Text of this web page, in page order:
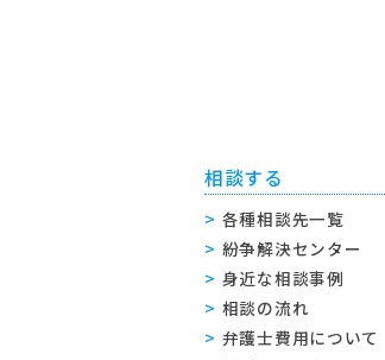
相談する
各種相談先一覧
紛争解決センター
身近な相談事例
相談の流れ
弁護士費用について